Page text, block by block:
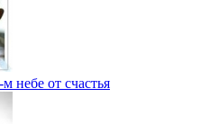
небе от счастья